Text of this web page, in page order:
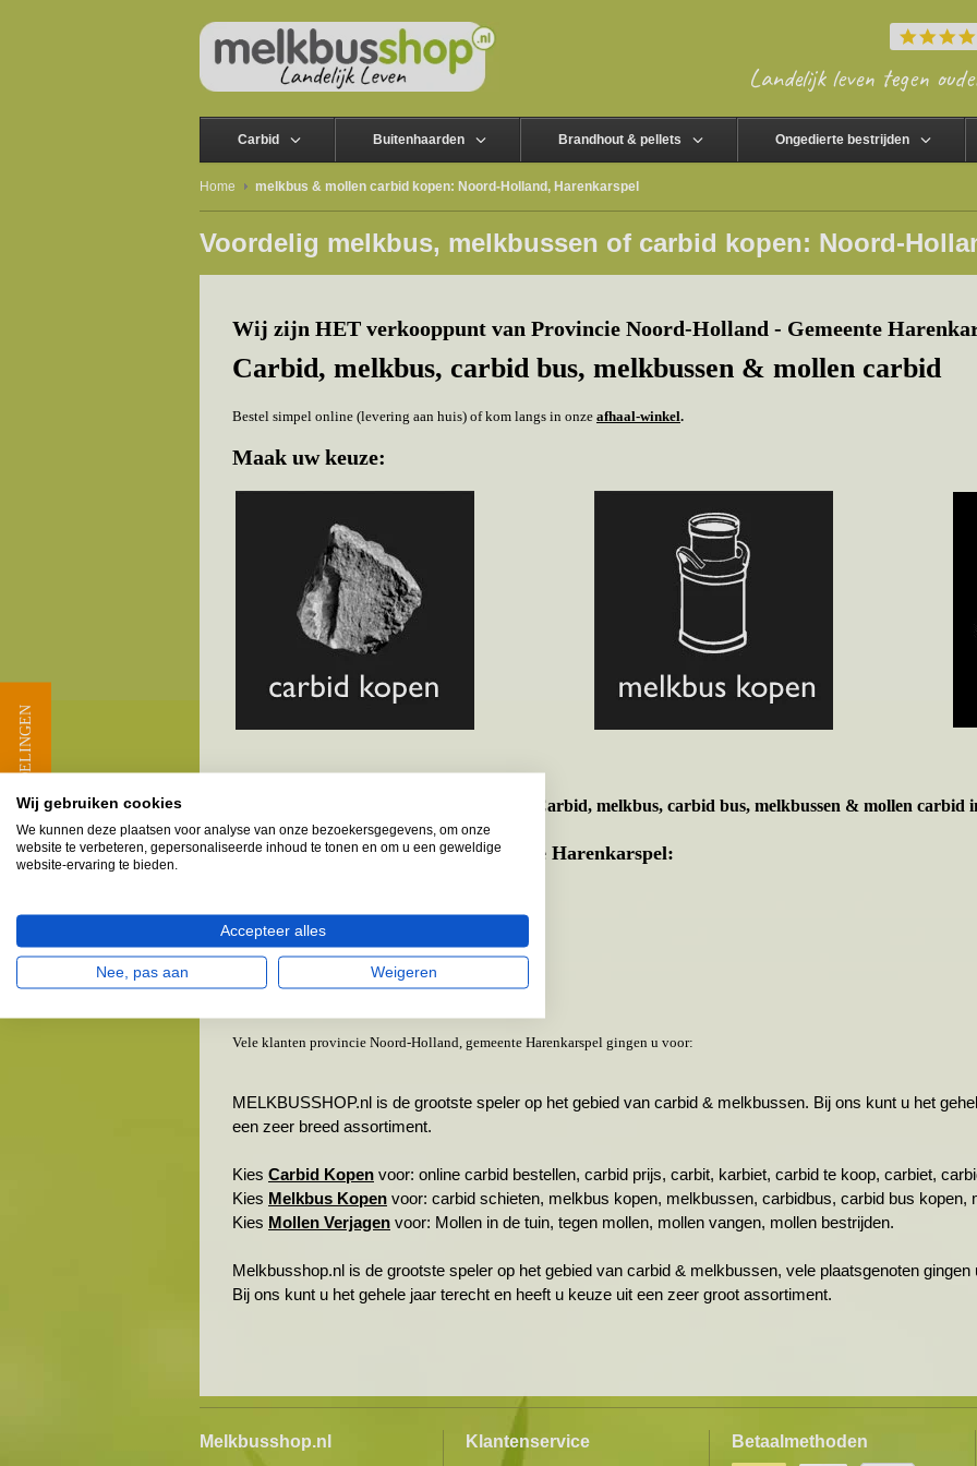
Landelijk leven tegen
Carbid Buitenhaarden Brandhout & pellets Ongedierte bestrijden
Home melkbus & mollen carbid kopen: Noord-Holland, Harenkarspel
Voordelig melkbus, melkbussen of carbid kopen: Noord-
Wij zijn HET verkooppunt van Provincie Noord-Holland - Gemeente
Carbid, melkbus, carbid bus, melkbussen & mollen carbid
Bestel simpel online (levering aan huis) of kom langs in onze afhaal-winkel.
Maak uw keuze:
Carbid, melkbus, carbid bus, melkbussen & mollen carbid
Provincie Noord-Holland - Gemeente Harenkarspel:
Sint Maarten
Tuitjenhorn
Vele klanten provincie Noord-Holland, gemeente Harenkarspel gingen u voor:
MELKBUSSHOP.nl is de grootste speler op het gebied van carbid & melkbussen. Bij ons kunt u het
een zeer breed assortiment.
Kies Carbid Kopen voor: online carbid bestellen, carbid prijs, carbit, karbiet, carbid te koop, carbiet,
Kies Melkbus Kopen voor: carbid schieten, melkbus kopen, melkbussen, carbidbus, carbid bus kopen,
Kies Mollen Verjagen voor: Mollen in de tuin, tegen mollen, mollen vangen, mollen bestrijden.
Melkbusshop.nl is de grootste speler op het gebied van carbid & melkbussen, vele plaatsgenoten gingen
Bij ons kunt u het gehele jaar terecht en heeft u keuze uit een zeer groot assortiment.
Melkbusshop.nl Klantenservice Betaalmethoden
★ BEOORDELINGEN
Wij gebruiken cookies
We kunnen deze plaatsen voor analyse van onze bezoekersgegevens, om onze
website te verbeteren, gepersonaliseerde inhoud te tonen en om u een geweldige
website-ervaring te bieden.
Accepteer alles
Nee, pas aan Weigeren